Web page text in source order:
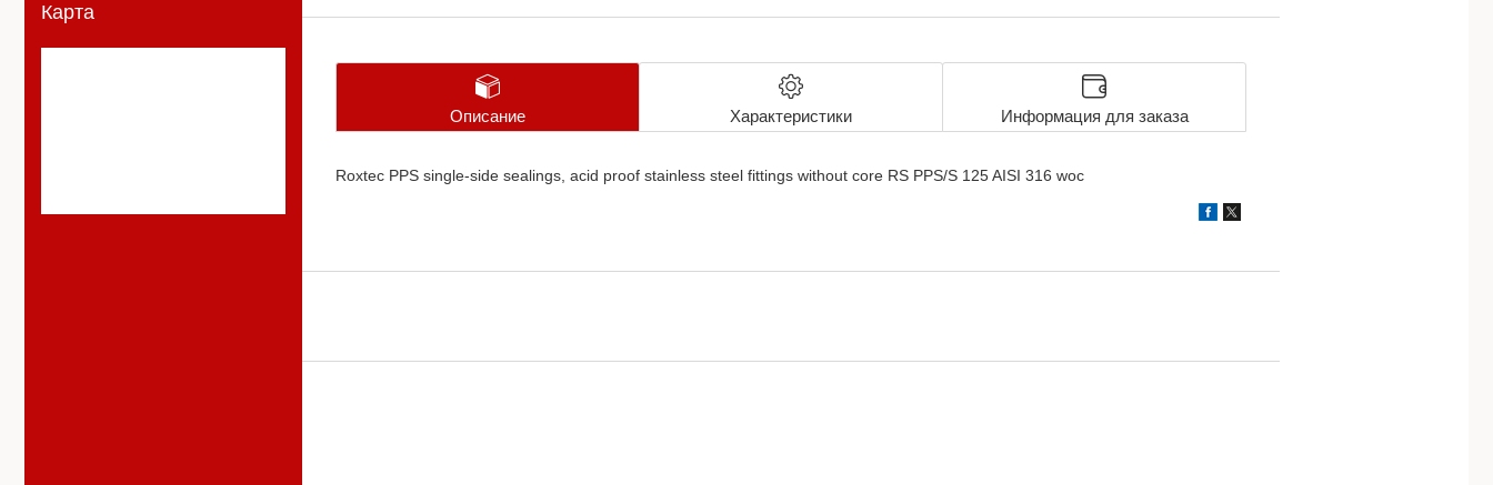
Описание Характеристики Информация для заказа
Roxtec PPS single-side sealings, acid proof stainless steel fittings without core RS PPS/S 125 AISI 316 woc
Карта